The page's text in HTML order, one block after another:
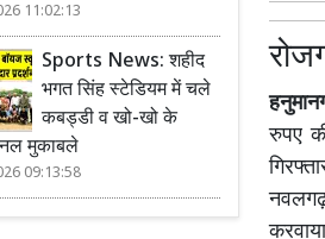
11:02:13
Sports News: शहीद
भगत सिंह स्टेडियम में चले
कबड्डी व खो-खो के
मुकाबले
09:13:58
रुपए